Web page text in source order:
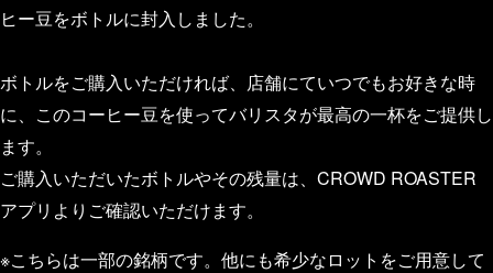
ヒー豆をボトルに封入しました。
ボトルをご購入いただければ、店舗にていつでもお好きな時
に、 このコーヒー豆を使ってバリスタが最高の一杯をご提供し
ます。
ご購入いただいたボトルやその残量は、CROWD ROASTER
アプリよりご確認いただけます。
※こちらは一部の銘柄です。他にも希少なロットをご用意して